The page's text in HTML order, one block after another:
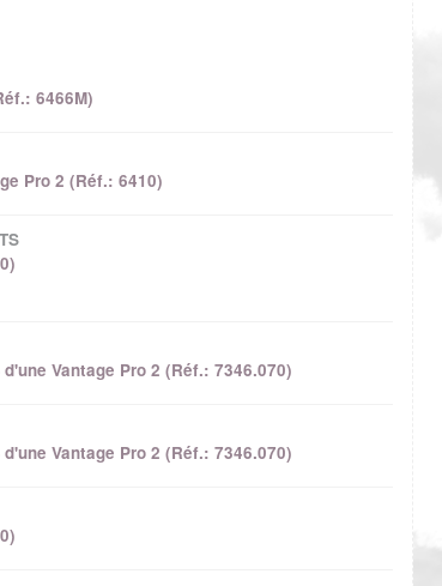
6466M)
Pro 2 (Réf.: 6410)
Vantage Pro 2 (Réf.: 7346.070)
Vantage Pro 2 (Réf.: 7346.070)